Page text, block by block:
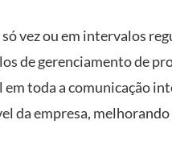
vez ou em intervalos
de gerenciamento de
toda a comunicação
da empresa,